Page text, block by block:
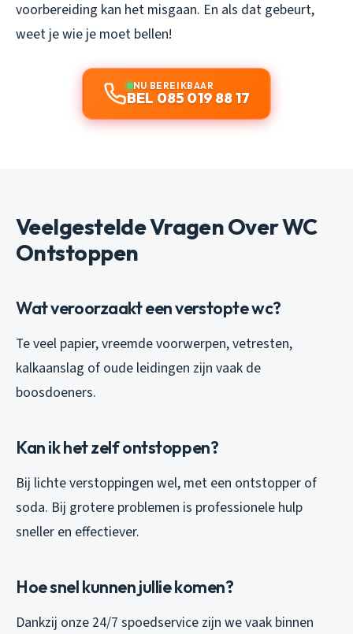
voorbereiding kan het misgaan. En als dat gebeurt,
weet je wie je moet bellen!
NU BEREIKBAAR
BEL 085 019 88 17
Veelgestelde Vragen Over WC
Ontstoppen
Wat veroorzaakt een verstopte wc?
Te veel papier, vreemde voorwerpen, vetresten,
kalkaanslag of oude leidingen zijn vaak de
boosdoeners.
Kan ik het zelf ontstoppen?
Bij lichte verstoppingen wel, met een ontstopper of
soda. Bij grotere problemen is professionele hulp
sneller en effectiever.
Hoe snel kunnen jullie komen?
Dankzij onze 24/7 spoedservice zijn we vaak binnen